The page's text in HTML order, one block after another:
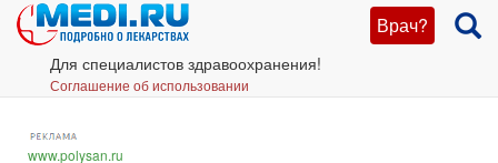
Врач?
Для специалистов здравоохранения!
Соглашение об использовании
www.polysan.ru